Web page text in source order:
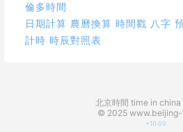
倫多時間
日期計算 農曆換算 時間戳 八字
計時 時辰對照表
北京時間 time in china
© 2025
+10.00